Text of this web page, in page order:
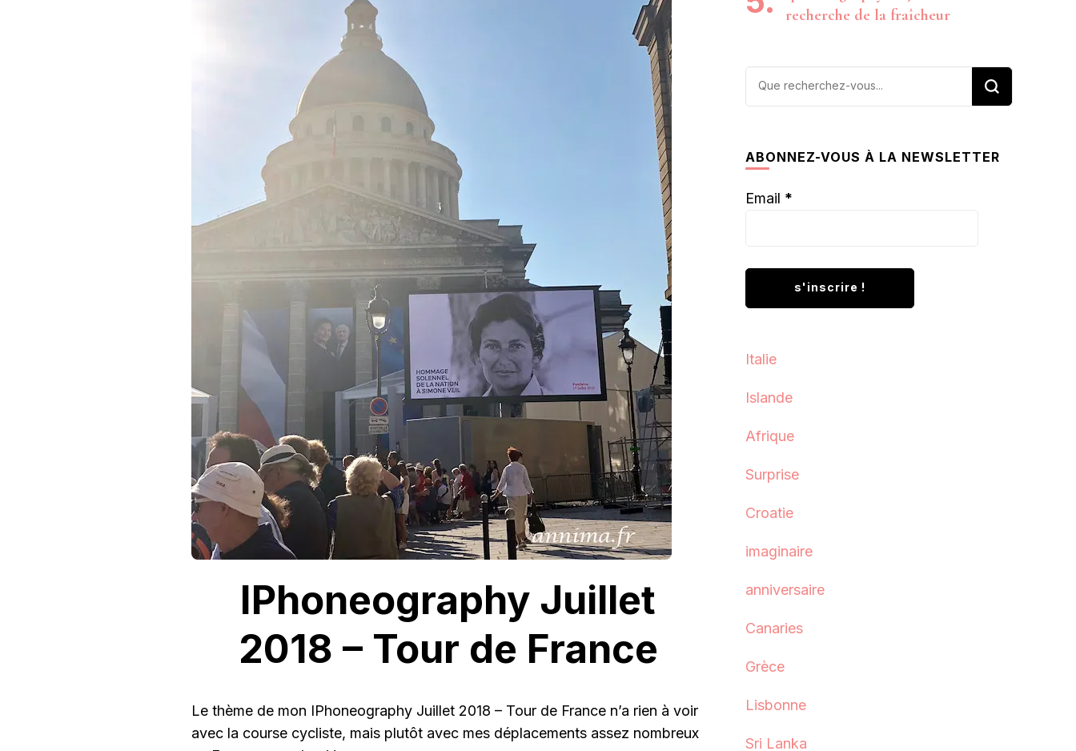
IPhoneography Juillet
2018 – Tour de France
Le thème de mon IPhoneography Juillet 2018 – Tour de France n’a rien à voir
avec la course cycliste, mais plutôt avec mes déplacements assez nombreux
recherche de la fraîcheur
Vous
ABONNEZ-VOUS À LA NEWSLETTER
Email *
Italie
Islande
Afrique
Surprise
Croatie
imaginaire
anniversaire
Canaries
Grèce
Lisbonne
Sri Lanka